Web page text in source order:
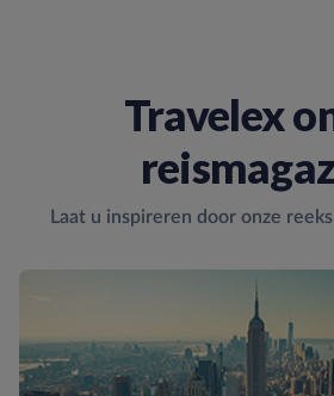
Travelex
Laat u inspireren door onze